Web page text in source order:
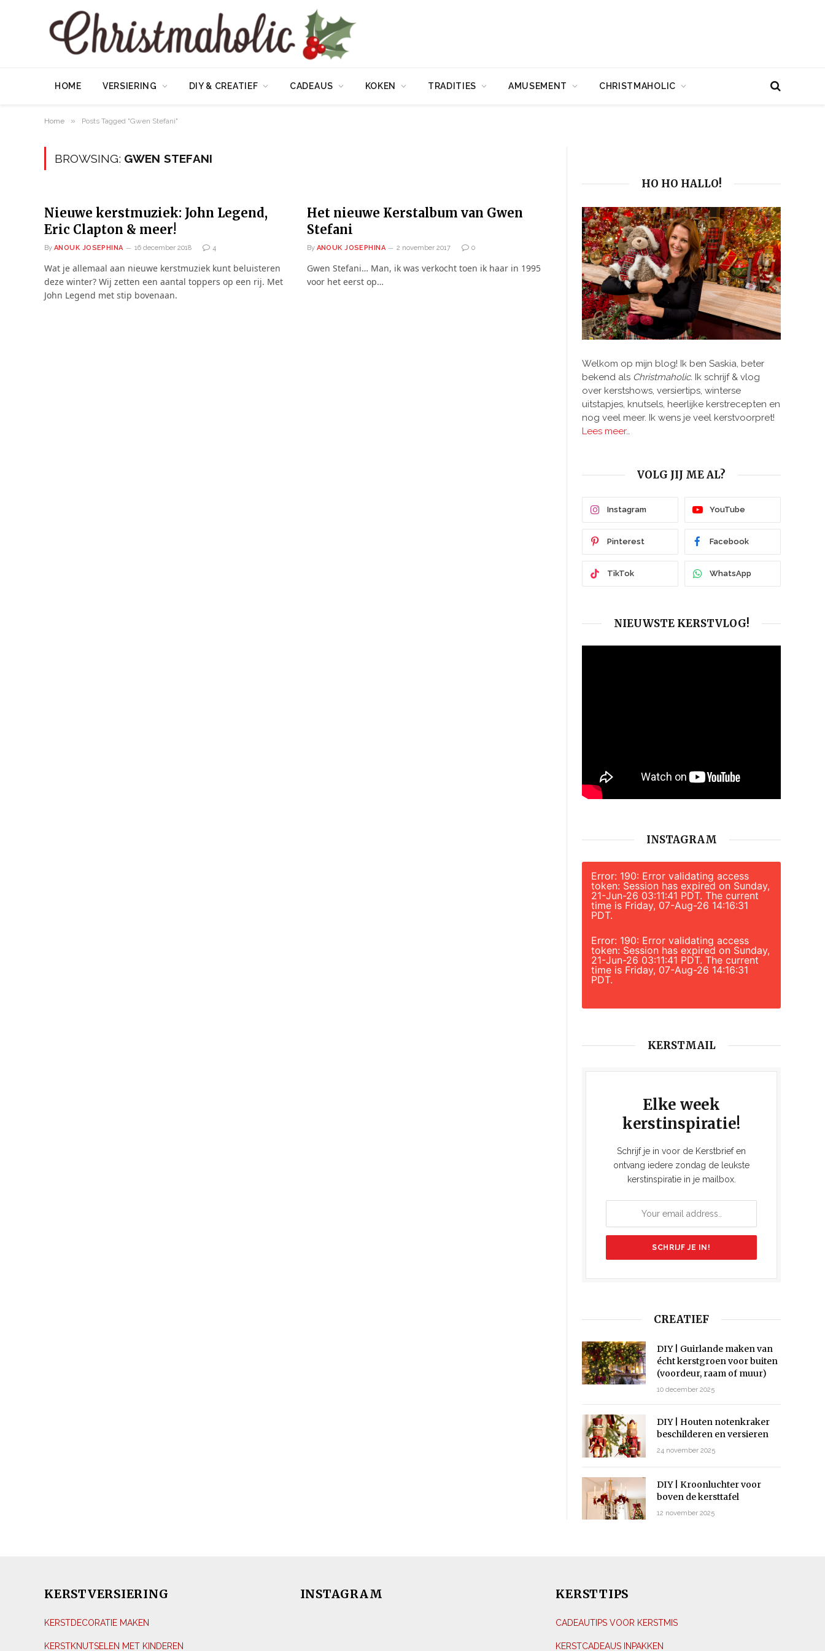
HOME VERSIERING DIY & CREATIEF CADEAUS KOKEN TRADITIES AMUSEMENT CHRISTMAHOLIC
Home » Posts Tagged "Gwen Stefani"
BROWSING: GWEN STEFANI
Nieuwe kerstmuziek: John Legend,
Eric Clapton & meer!
By ANOUK JOSEPHINA 16 december 2018 4
Wat je allemaal aan nieuwe kerstmuziek kunt beluisteren
deze winter? Wij zetten een aantal toppers op een rij. Met
John Legend met stip bovenaan.
Het nieuwe Kerstalbum van Gwen
Stefani
By ANOUK JOSEPHINA 2 november 2017 0
Gwen Stefani… Man, ik was verkocht toen ik haar in 1995
voor het eerst op…
HO HO HALLO!
Welkom op mijn blog! Ik ben Saskia, beter
bekend als Christmaholic. Ik schrijf & vlog
over kerstshows, versiertips, winterse
uitstapjes, knutsels, heerlijke kerstrecepten en
nog veel meer. Ik wens je veel kerstvoorpret!
Lees meer…
VOLG JIJ ME AL?
Instagram YouTube
Pinterest Facebook
TikTok WhatsApp
NIEUWSTE KERSTVLOG!
INSTAGRAM
Error: 190: Error validating access
token: Session has expired on Sunday,
21-Jun-26 03:11:41 PDT. The current
time is Friday, 07-Aug-26 14:16:31
PDT.
Error: 190: Error validating access
token: Session has expired on Sunday,
21-Jun-26 03:11:41 PDT. The current
time is Friday, 07-Aug-26 14:16:31
PDT.
KERSTMAIL
Elke week
kerstinspiratie!
Schrijf je in voor de Kerstbrief en
ontvang iedere zondag de leukste
kerstinspiratie in je mailbox.
CREATIEF
DIY | Guirlande maken van
écht kerstgroen voor buiten
(voordeur, raam of muur)
10 december 2025
DIY | Houten notenkraker
beschilderen en versieren
24 november 2025
DIY | Kroonluchter voor
boven de kersttafel
12 november 2025
KERSTVERSIERING
KERSTDECORATIE MAKEN
KERSTKNUTSELEN MET KINDEREN
INSTAGRAM KERSTTIPS
CADEAUTIPS VOOR KERSTMIS
KERSTCADEAUS INPAKKEN